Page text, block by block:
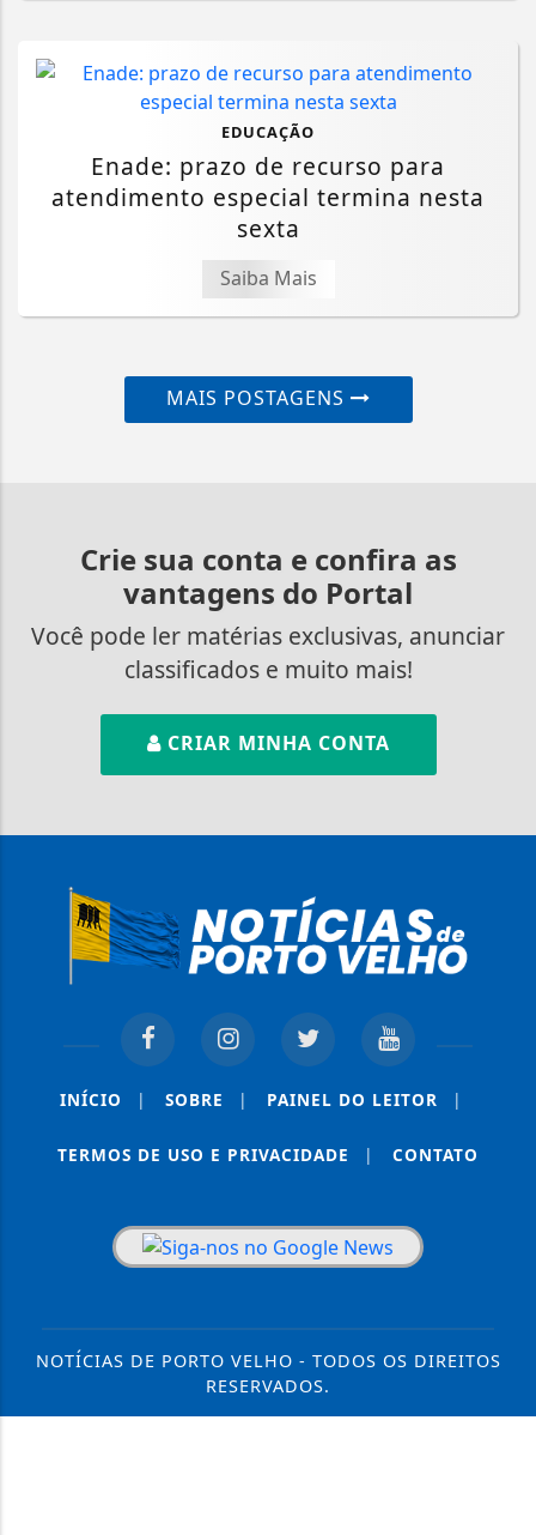
EDUCAÇÃO
Enade: prazo de recurso para
atendimento especial termina nesta
sexta
Saiba Mais
MAIS POSTAGENS
Crie sua conta e confira as
vantagens do Portal
Você pode ler matérias exclusivas, anunciar
classificados e muito mais!
CRIAR MINHA CONTA
INÍCIO | SOBRE | PAINEL DO LEITOR |
TERMOS DE USO E PRIVACIDADE | CONTATO
NOTÍCIAS DE PORTO VELHO - TODOS OS DIREITOS
RESERVADOS.